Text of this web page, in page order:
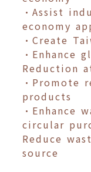
•Assist
economy
•Create
•Enhance
Reduction
•Promote
products
•Enhance
circular
Reduce
source